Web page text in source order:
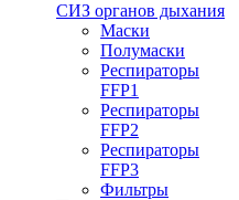
СИЗ органов дыхания
Маски
Полумаски
Респираторы
FFP1
Респираторы
FFP2
Респираторы
FFP3
Фильтры